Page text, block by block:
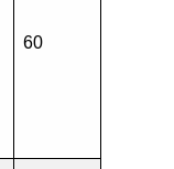
60